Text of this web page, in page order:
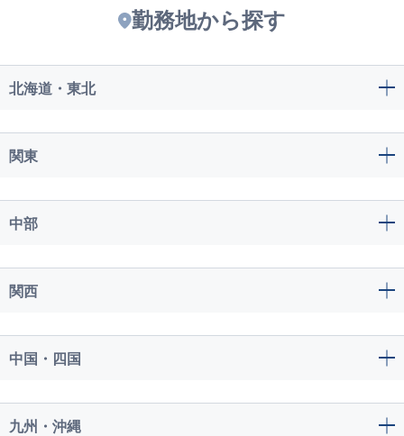
勤務地から探す
北海道・東北
関東
中部
関西
中国・四国
九州・沖縄